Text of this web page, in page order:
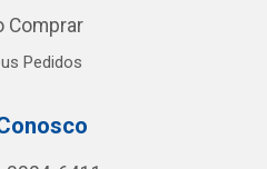
Comprar
Pedidos